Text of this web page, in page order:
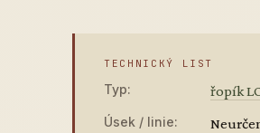
TECHNICKÝ LIST
Typ: řopík
Úsek / linie: